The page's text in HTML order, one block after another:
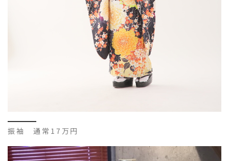
振袖 通常17万円